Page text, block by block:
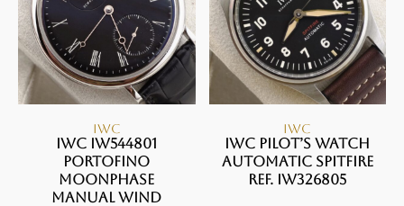
IWC
IWC IW544801
Portofino
Moonphase
Manual Wind
IWC
IWC Pilot’s Watch
Automatic Spitfire
Ref. IW326805